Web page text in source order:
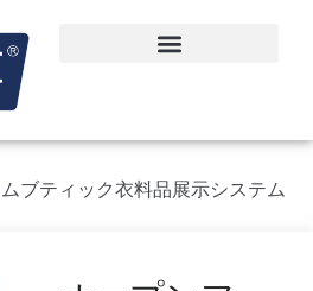
ブティック衣料品展示システム